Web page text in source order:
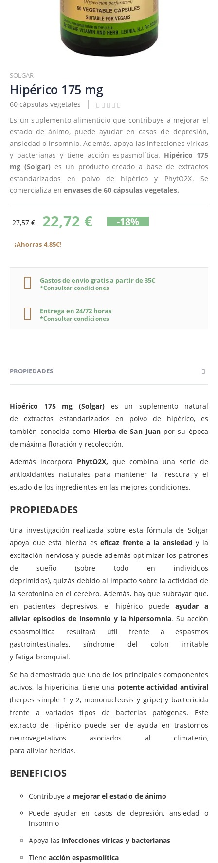
al
comienzo
de
la
galería
imágenes
SOLGAR
Hipérico 175 mg
60 cápsulas vegetales
Es un suplemento alimenticio que contribuye a mejorar el
estado de ánimo, puede ayudar en casos de depresión,
ansiedad o insomnio. Además, apoya las infecciones víricas
y bacterianas y tiene acción espasmolítica. Hipérico 175
mg (Solgar) es un producto creado a base de extractos
estandarizados en polvo de hipérico y PhytO2X. Se
comercializa enenvases de 60 cápsulas vegetales.
27,57 € 22,72 € -18%
¡Ahorras 4,85€!
Gastos de envío gratis a partir de 35€
*Consultar condiciones
Entrega en 24/72 horas
*Consultar condiciones
PROPIEDADES
Hipérico 175 mg (Solgar) es un suplemento natural
de extractos estandarizados en polvo de hipérico, es
también conocida como Hierba de San Juan por su época
de máxima floración y recolección.
Además incorpora PhytO2X,que combina una serie de
antioxidantes naturales para mantener la frescura y el
estado de los ingredientes en las mejores condiciones.
PROPIEDADES
Una investigación realizada sobre esta fórmula de Solgar
apoya que esta hierba eseficaz frente a la ansiedad y la
excitación nerviosa y puedeademás optimizar los patrones
de sueño (sobre todo en individuos
deprimidos),quizás debido al impacto sobre la actividad de
la serotonina en el cerebro. Además, hay que subrayar que,
en pacientes depresivos, el hipérico puede ayudar a
aliviar episodios de insomnio y la hipersomnia. Su acción
espasmolítica resultará útil frente a espasmos
gastrointestinales, síndrome del colon irritable
yfatiga bronquial.
Se ha demostrado que uno de los principales componentes
activos, la hipericina, tiene una potente actividad antiviral
(herpes simple 1 y 2, mononucleosis y gripe) y bactericida
frente a variados tipos de bacterias patógenas. Este
extracto de Hipérico puede ser de ayuda en trastornos
neurovegetativos asociados al climaterio,
paraaliviarheridas.
BENEFICIOS
Contribuye a mejorar el estado de ánimo
Puede ayudar en casos de depresión, ansiedad o
insomnio
Apoya las infecciones víricas y bacterianas
Tiene acción espasmolítica